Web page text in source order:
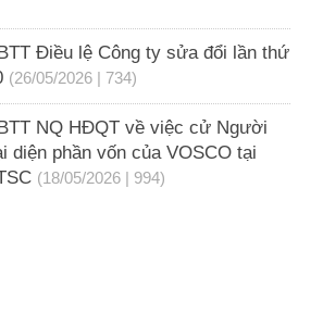
Điều lệ Công ty sửa đổi lần thứ
(26/05/2026 | 734)
NQ HĐQT về việc cử Người
diện phần vốn của VOSCO tại
(18/05/2026 | 994)